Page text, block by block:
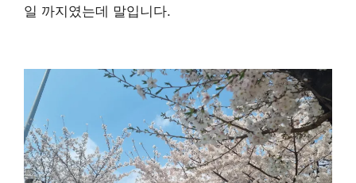
일 까지였는데 말입니다.